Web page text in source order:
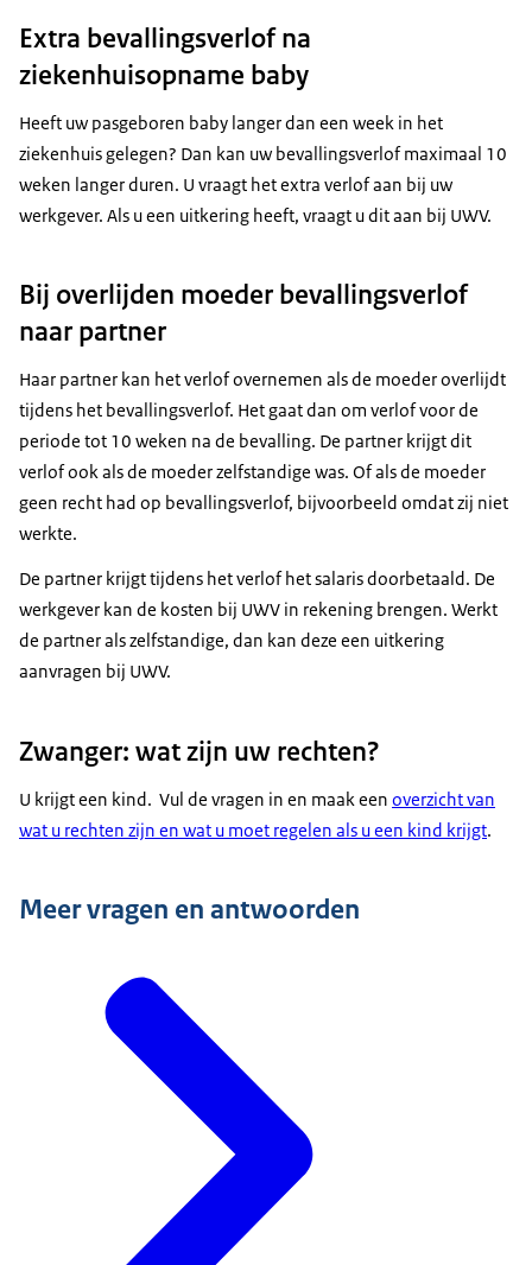
Extra bevallingsverlof na
ziekenhuisopname baby
Heeft uw pasgeboren baby langer dan een week in het
ziekenhuis gelegen? Dan kan uw bevallingsverlof maximaal 10
weken langer duren. U vraagt het extra verlof aan bij uw
werkgever. Als u een uitkering heeft, vraagt u dit aan bij UWV.
Bij overlijden moeder bevallingsverlof
naar partner
Haar partner kan het verlof overnemen als de moeder overlijdt
tijdens het bevallingsverlof. Het gaat dan om verlof voor de
periode tot 10 weken na de bevalling. De partner krijgt dit
verlof ook als de moeder zelfstandige was. Of als de moeder
geen recht had op bevallingsverlof, bijvoorbeeld omdat zij niet
werkte.
De partner krijgt tijdens het verlof het salaris doorbetaald. De
werkgever kan de kosten bij UWV in rekening brengen. Werkt
de partner als zelfstandige, dan kan deze een uitkering
aanvragen bij UWV.
Zwanger: wat zijn uw rechten?
U krijgt een kind. Vul de vragen in en maak een overzicht van
wat u rechten zijn en wat u moet regelen als u een kind krijgt.
Meer vragen en antwoorden